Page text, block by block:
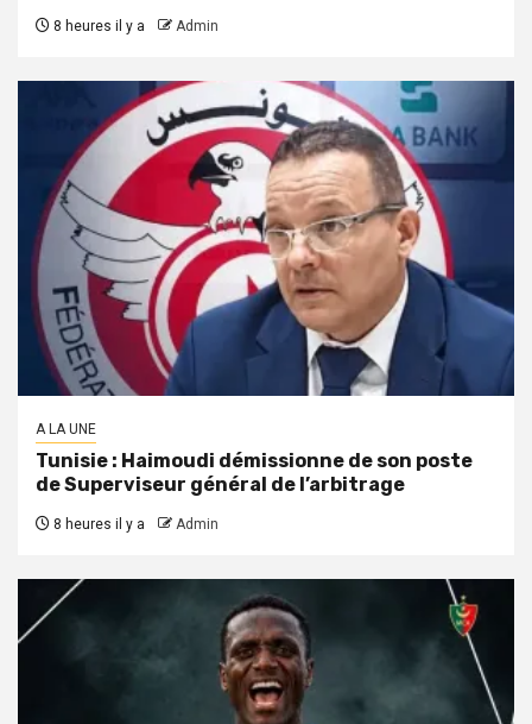
8 heures il y a Admin
A LA UNE
Tunisie : Haimoudi démissionne de son poste
de Superviseur général de l’arbitrage
8 heures il y a Admin